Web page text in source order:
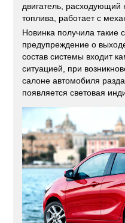
двигатель, расходующий
топлива, работает с
Новинка получила такие
предупреждение о
состав системы входит
ситуацией, при
салоне автомобиля
появляется световая